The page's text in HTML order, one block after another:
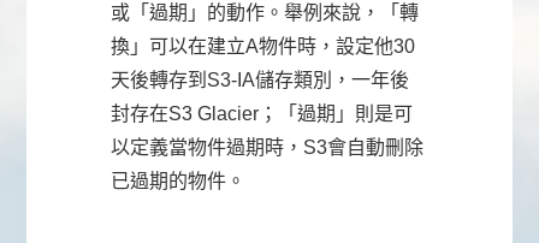
或「過期」的動作。舉例來說，「轉
換」可以在建立A物件時，設定他30
天後轉存到S3-IA儲存類別，一年後
封存在S3 Glacier；「過期」則是可
以定義當物件過期時，S3會自動刪除
已過期的物件。